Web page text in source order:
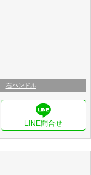
右ハンドル